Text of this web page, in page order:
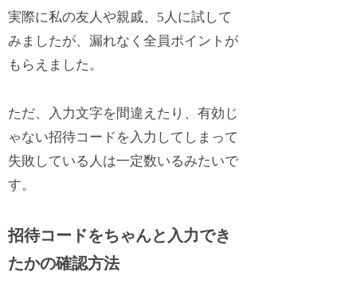
実際に私の友人や親戚、5人に試して
みましたが、漏れなく全員ポイントが
もらえました。
ただ、入力文字を間違えたり、有効じ
ゃない招待コードを入力してしまって
失敗している人は一定数いるみたいで
す。
招待コードをちゃんと入力でき
たかの確認方法